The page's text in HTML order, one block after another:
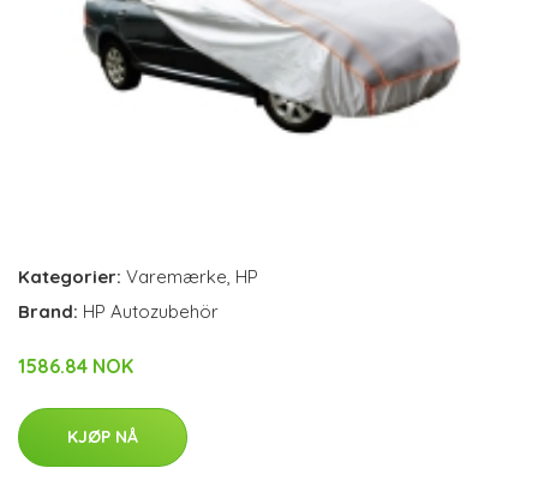
Kategorier: Varemærke HP
Brand: HP Autozubehör
1586.84 NOK
KJØP NÅ